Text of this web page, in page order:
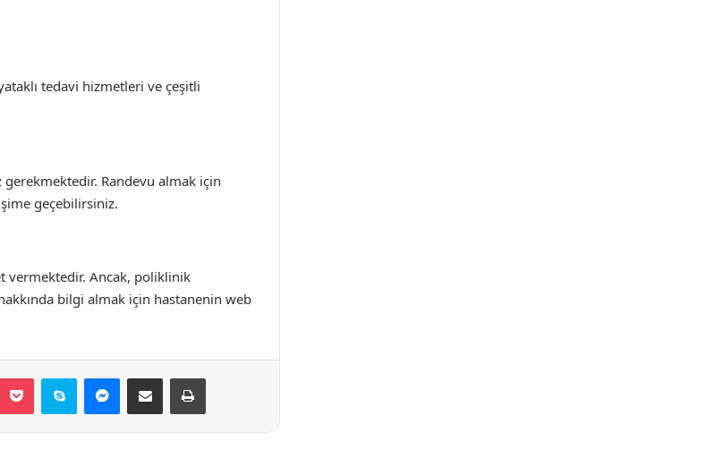
tedavi hizmetleri ve çeşitli
Randevu almak için
geçebilirsiniz.
vermektedir. Ancak, poliklinik
bilgi almak için hastanenin web
Pocket Skype Messenger
E-Posta ile paylaş Yazdır